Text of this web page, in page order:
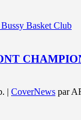
Basket Club
| CoverNews par